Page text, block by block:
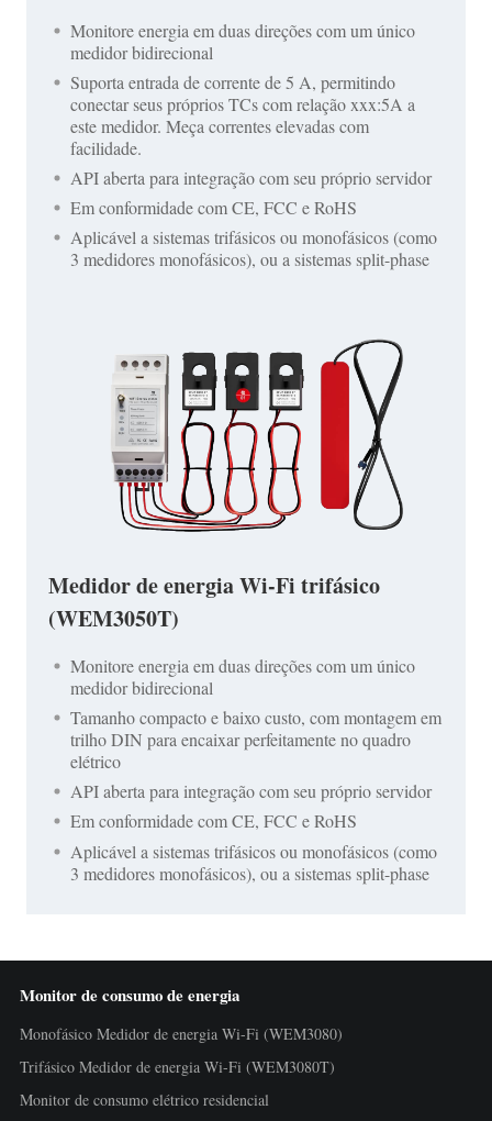
Monitore energia em duas direções com um único
medidor bidirecional
Suporta entrada de corrente de 5 A, permitindo
conectar seus próprios TCs com relação xxx:5A a
este medidor. Meça correntes elevadas com
facilidade.
API aberta para integração com seu próprio servidor
Em conformidade com CE, FCC e RoHS
Aplicável a sistemas trifásicos ou monofásicos (como
3 medidores monofásicos), ou a sistemas split-phase
Medidor de energia Wi-Fi trifásico
(WEM3050T)
Monitore energia em duas direções com um único
medidor bidirecional
Tamanho compacto e baixo custo, com montagem em
trilho DIN para encaixar perfeitamente no quadro
elétrico
API aberta para integração com seu próprio servidor
Em conformidade com CE, FCC e RoHS
Aplicável a sistemas trifásicos ou monofásicos (como
3 medidores monofásicos), ou a sistemas split-phase
Monitor de consumo de energia
Monofásico Medidor de energia Wi-Fi (WEM3080)
Trifásico Medidor de energia Wi-Fi (WEM3080T)
Monitor de consumo elétrico residencial